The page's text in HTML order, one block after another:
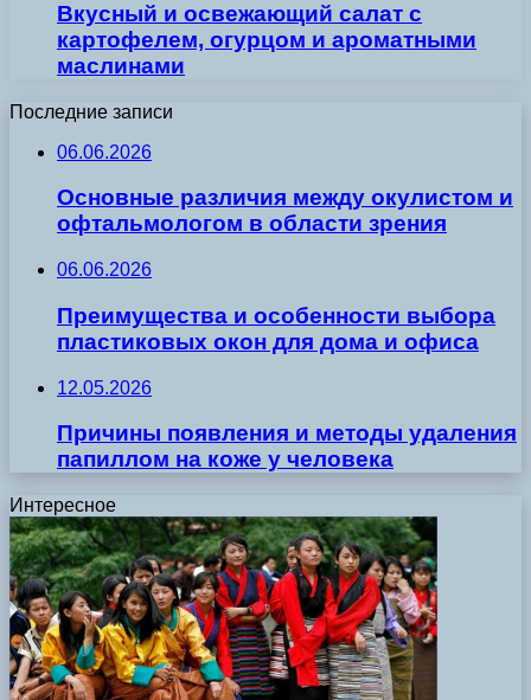
Вкусный и освежающий салат с
картофелем, огурцом и ароматными
маслинами
Последние записи
06.06.2026
Основные различия между окулистом и
офтальмологом в области зрения
06.06.2026
Преимущества и особенности выбора
пластиковых окон для дома и офиса
12.05.2026
Причины появления и методы удаления
папиллом на коже у человека
Интересное